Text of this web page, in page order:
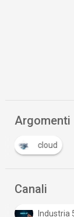
Argomenti
cloud
Canali
Industria